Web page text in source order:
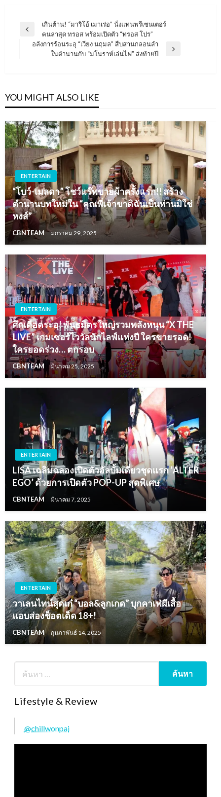
แนะแนว
เรื่อง
Previous
เกินต้าน! “มาริโอ้ เมาเร่อ” นั่งแท่นพรีเซนเตอร์
คนล่าสุด ทรอส พร้อมเปิดตัว “ทรอส โปร”
อลังการร้อนระอุ “เวียง นฤมล” สืบสานกลอนลำ
ในตำนานกับ “มโนราห์เล่นไฟ” ส่งท้ายปี
YOU MIGHT ALSO LIKE
ENTERTAIN
“โบว์-เมลดา” โชว์แร๊พขายผ้าครั้งแรก!! สร้าง
ตำนานบทใหม่ใน “คุณพี่เจ้าขาดิฉันเป็นห่านมิใช่
หงส์”
CBNTEAM มกราคม 29, 2025
ENTERTAIN
ศึกเดือดระอุ! พันธมิตรใหญ่รวมพลังหนุน “X THE
LIVE” เกมเซอร์ไววัลนักไลฟ์แห่งปี ใครขายรอด!
ใครยอดร่วง… ตกรอบ
CBNTEAM มีนาคม 25, 2025
ENTERTAIN
LISA เฉลิมฉลองเปิดตัวอัลบั้มเดี่ยวชุดแรก ‘ALTER
EGO’ ด้วยการเปิดตัว POP-UP สุดพิเศษ
CBNTEAM มีนาคม 7, 2025
ENTERTAIN
วาเลนไทน์สุดเก๋ “บอล&ลูกเกด” บุกคาเฟ่ผีเสื้อ
แอบส่องช็อตเด็ด 18+!
CBNTEAM กุมภาพันธ์ 14, 2025
Lifestyle & Review
@chillwonpai